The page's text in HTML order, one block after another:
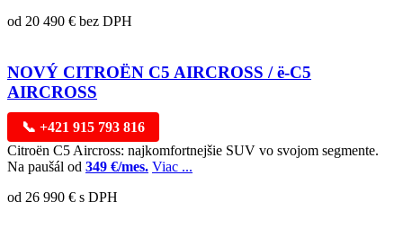
od 20 490 € bez DPH
NOVÝ CITROËN C5 AIRCROSS / ë-C5
AIRCROSS
📞 +421 915 793 816
Citroën C5 Aircross: najkomfortnejšie SUV vo svojom segmente.
Na paušál od 349 €/mes. Viac ...
od 26 990 € s DPH